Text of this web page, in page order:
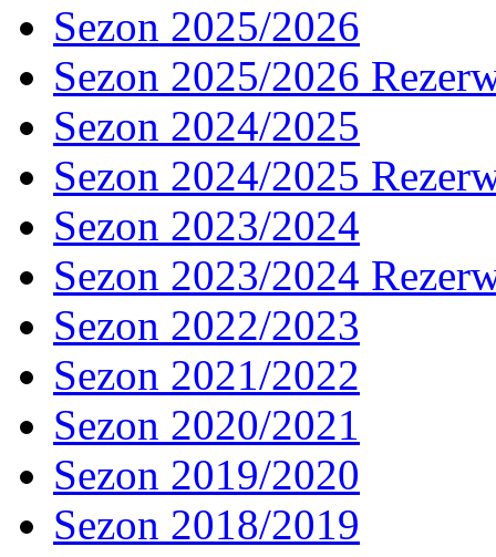
Sezon 2025/2026
Sezon 2025/2026
Sezon 2024/2025
Sezon 2024/2025
Sezon 2023/2024
Sezon 2023/2024
Sezon 2022/2023
Sezon 2021/2022
Sezon 2020/2021
Sezon 2019/2020
Sezon 2018/2019